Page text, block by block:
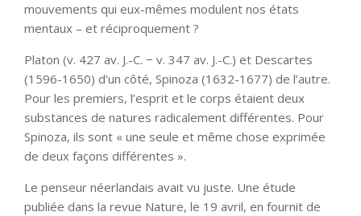
mouvements qui eux-mêmes modulent nos états
mentaux – et réciproquement ?
Platon (v. 427 av. J.-C. − v. 347 av. J.-C.) et Descartes
(1596-1650) d’un côté, Spinoza (1632-1677) de l’autre.
Pour les premiers, l’esprit et le corps étaient deux
substances de natures radicalement différentes. Pour
Spinoza, ils sont « une seule et même chose exprimée
de deux façons différentes ».
Le penseur néerlandais avait vu juste. Une étude
publiée dans la revue Nature, le 19 avril, en fournit de